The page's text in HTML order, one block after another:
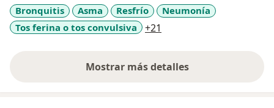
Bronquitis Asma Resfrío
Neumonía
Tos ferina o tos convulsiva
+21
Mostrar más detalles
sobre la experiencia